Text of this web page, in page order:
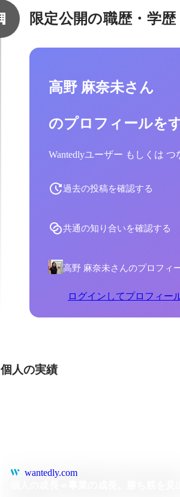
限定公開の職歴・学歴
高野 麻奈未さん
のプロフィールを
Wantedlyユーザー もしくは
過去の投稿を確認する
共通の知り合いを確認する
高野 麻奈未さんのプロフィ
ログインしてプロフィー
個人の実績
wantedly.com